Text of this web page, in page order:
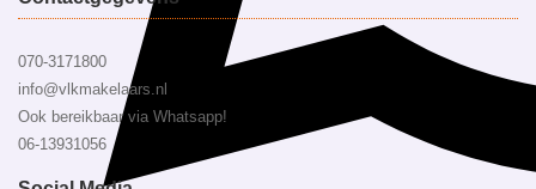
070-3171800
info@vlkmakelaars.nl
Ook bereikbaar via Whatsapp!
06-13931056